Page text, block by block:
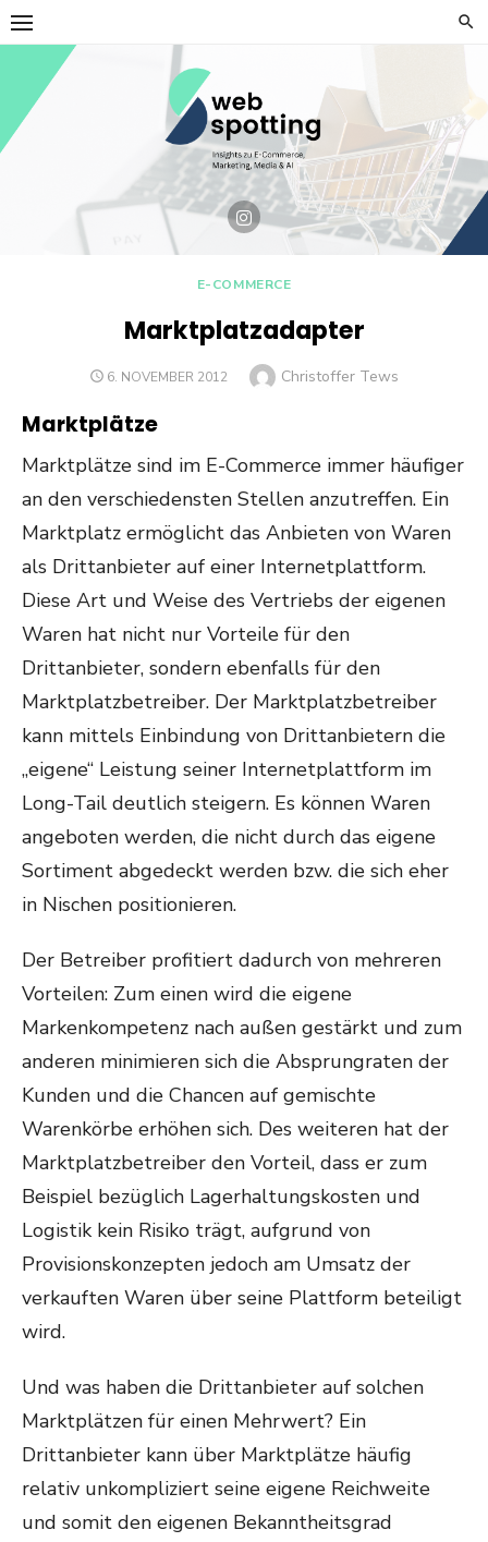
Skip
to
content
E-COMMERCE
Marktplatzadapter
POSTED
6. NOVEMBER 2012 Author
Christoffer Tews
Marktplätze
Marktplätze sind im E-Commerce immer häufiger
an den verschiedensten Stellen anzutreffen. Ein
Marktplatz ermöglicht das Anbieten von Waren
als Drittanbieter auf einer Internetplattform.
Diese Art und Weise des Vertriebs der eigenen
Waren hat nicht nur Vorteile für den
Drittanbieter, sondern ebenfalls für den
Marktplatzbetreiber. Der Marktplatzbetreiber
kann mittels Einbindung von Drittanbietern die
„eigene“ Leistung seiner Internetplattform im
Long-Tail deutlich steigern. Es können Waren
angeboten werden, die nicht durch das eigene
Sortiment abgedeckt werden bzw. die sich eher
in Nischen positionieren.
Der Betreiber profitiert dadurch von mehreren
Vorteilen: Zum einen wird die eigene
Markenkompetenz nach außen gestärkt und zum
anderen minimieren sich die Absprungraten der
Kunden und die Chancen auf gemischte
Warenkörbe erhöhen sich. Des weiteren hat der
Marktplatzbetreiber den Vorteil, dass er zum
Beispiel bezüglich Lagerhaltungskosten und
Logistik kein Risiko trägt, aufgrund von
Provisionskonzepten jedoch am Umsatz der
verkauften Waren über seine Plattform beteiligt
wird.
Und was haben die Drittanbieter auf solchen
Marktplätzen für einen Mehrwert? Ein
Drittanbieter kann über Marktplätze häufig
relativ unkompliziert seine eigene Reichweite
und somit den eigenen Bekanntheitsgrad